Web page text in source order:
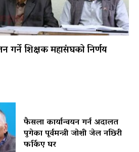
गर्ने शिक्षक महासंघको निर्णय
फैसला कार्यान्वयन गर्न अदालत
पुगेका पूर्वमन्त्री जोशी जेल नछिरी
फर्किए घर